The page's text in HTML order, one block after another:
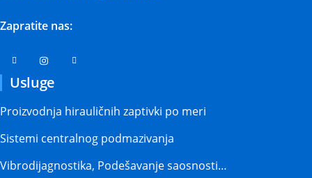
Zapratite nas:
Usluge
Proizvodnja hirauličnih zaptivki po meri
Sistemi centralnog podmazivanja
Vibrodijagnostika, Podešavanje saosnosti…